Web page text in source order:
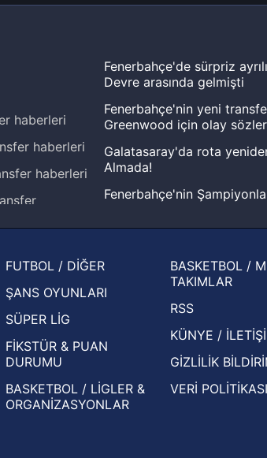
haberleri
haberleri
haberleri
Fenerbahçe'de sürpriz
Devre arasında gelmişti
Fenerbahçe'nin yeni
Greenwood için olay
Galatasaray'da rota
Almada!
Fenerbahçe'nin
Zabrze'yi elerlerse...
basından gündem olan
Beşiktaş'ın UEFA Avrupa
Eleme Turu muhtemel
FUTBOL / DİĞER
ŞANS OYUNLARI
SÜPER LİG
FİKSTÜR & PUAN
DURUMU
BASKETBOL / LİGLER &
ORGANİZASYONLAR
BASKETBOL /
TAKIMLAR
RSS
KÜNYE /
GİZLİLİK
VERİ POLİTİKASI